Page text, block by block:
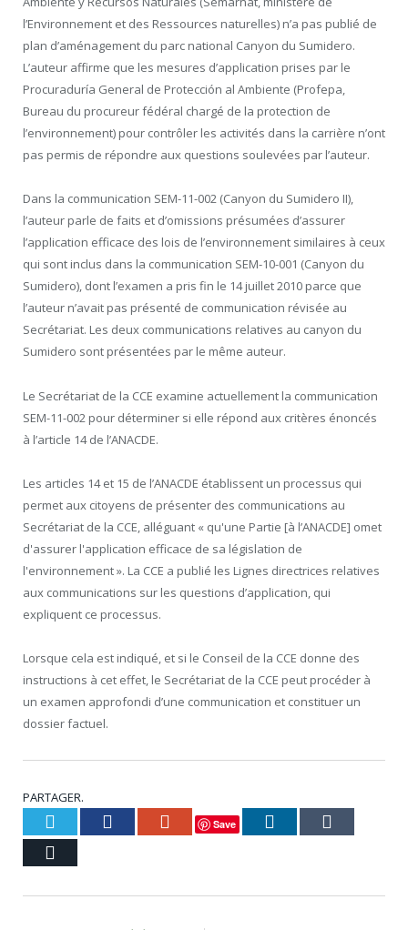
l’Environnement et des Ressources naturelles) n’a pas publié de
plan d’aménagement du parc national Canyon du Sumidero.
L’auteur affirme que les mesures d’application prises par le
Procuraduría General de Protección al Ambiente (Profepa,
Bureau du procureur fédéral chargé de la protection de
l’environnement) pour contrôler les activités dans la carrière n’ont
pas permis de répondre aux questions soulevées par l’auteur.
Dans la communication SEM-11-002 (Canyon du Sumidero II),
l’auteur parle de faits et d’omissions présumées d’assurer
l’application efficace des lois de l’environnement similaires à ceux
qui sont inclus dans la communication SEM-10-001 (Canyon du
Sumidero), dont l’examen a pris fin le 14 juillet 2010 parce que
l’auteur n’avait pas présenté de communication révisée au
Secrétariat. Les deux communications relatives au canyon du
Sumidero sont présentées par le même auteur.
Le Secrétariat de la CCE examine actuellement la communication
SEM-11-002 pour déterminer si elle répond aux critères énoncés
à l’article 14 de l’ANACDE.
Les articles 14 et 15 de l’ANACDE établissent un processus qui
permet aux citoyens de présenter des communications au
Secrétariat de la CCE, alléguant « qu'une Partie [à l’ANACDE] omet
d'assurer l'application efficace de sa législation de
l'environnement ». La CCE a publié les Lignes directrices relatives
aux communications sur les questions d’application, qui
expliquent ce processus.
Lorsque cela est indiqué, et si le Conseil de la CCE donne des
instructions à cet effet, le Secrétariat de la CCE peut procéder à
un examen approfondi d’une communication et constituer un
dossier factuel.
PARTAGER.
Twitter Facebook Google+
Save LinkedIn